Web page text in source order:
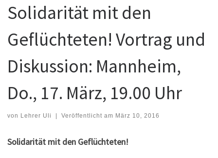
Solidarität mit den
Geflüchteten! Vortrag und
Diskussion: Mannheim,
Do., 17. März, 19.00 Uhr
von Lehrer Uli Veröffentlicht am März 10, 2016
Solidarität mit den Geflüchteten!